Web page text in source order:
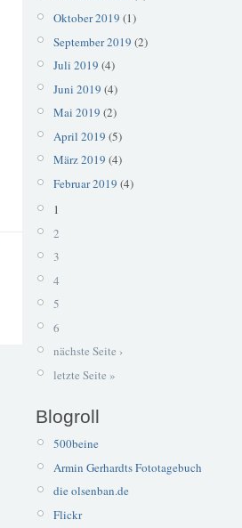
Oktober 2019 (1)
September 2019 (2)
Juli 2019 (4)
Juni 2019 (4)
Mai 2019 (2)
April 2019 (5)
März 2019 (4)
Februar 2019 (4)
1
2
3
4
5
6
nächste Seite ›
letzte Seite »
Blogroll
500beine
Armin Gerhardts Fototagebuch
die olsenban.de
Flickr